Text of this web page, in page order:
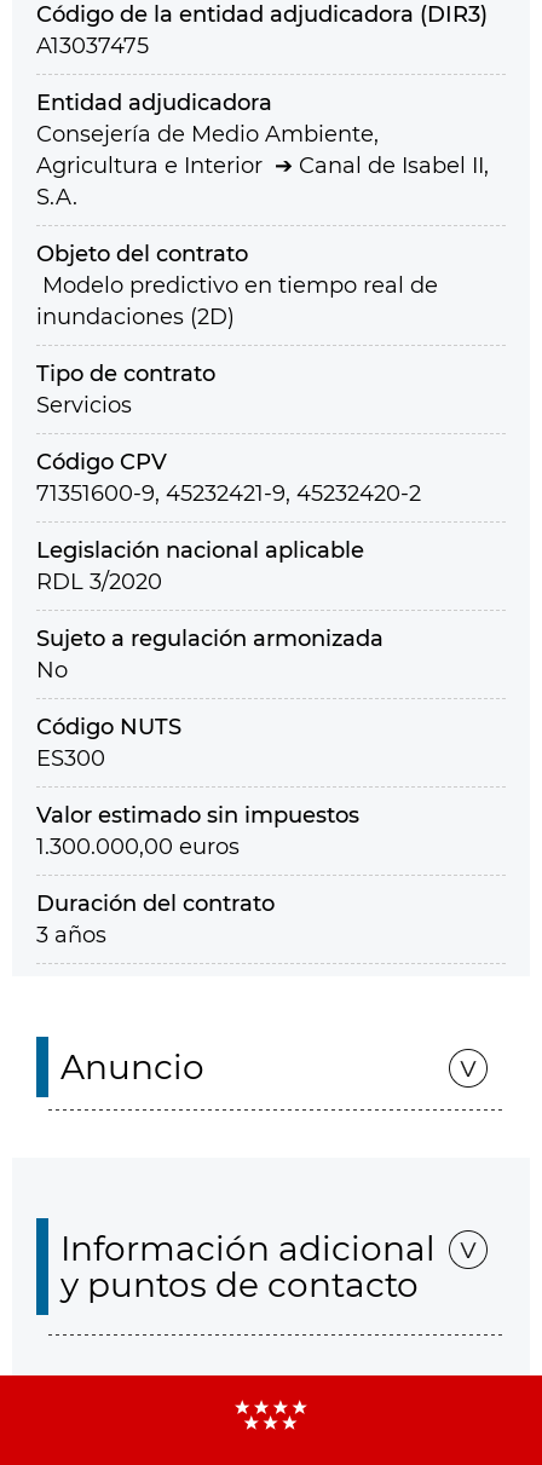
Código de la entidad adjudicadora (DIR3)
A13037475
Entidad adjudicadora
Consejería de Medio Ambiente,
Agricultura e Interior
Canal de Isabel II,
S.A.
Objeto del contrato
Modelo predictivo en tiempo real de
inundaciones (2D)
Tipo de contrato
Servicios
Código CPV
71351600-9, 45232421-9, 45232420-2
Legislación nacional aplicable
RDL 3/2020
Sujeto a regulación armonizada
No
Código NUTS
ES300
Valor estimado sin impuestos
1.300.000,00 euros
Duración del contrato
3 años
Anuncio
Información adicional
y puntos de contacto